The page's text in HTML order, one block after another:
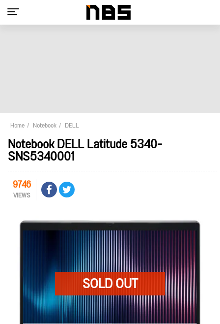
Home Notebook DELL
Notebook DELL Latitude 5340-
SNS5340001
9746
VIEWS